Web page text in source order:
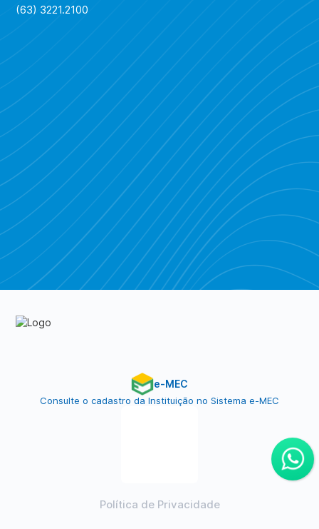
(63) 3221.2100
Piratebay
e-MEC
Consulte o cadastro da Instituição no Sistema e-MEC
Política de Privacidade